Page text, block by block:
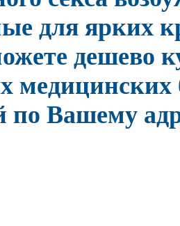
для ярких
дешево
медицинских
по Вашему